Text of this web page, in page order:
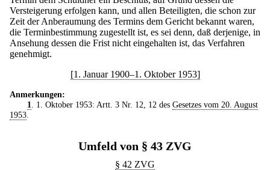
Versteigerung erfolgen kann, und allen Beteiligten, die schon zur
Zeit der Anberaumung des Termins dem Gericht bekannt waren,
die Terminbestimmung zugestellt ist, es sei denn, daß derjenige, in
Ansehung dessen die Frist nicht eingehalten ist, das Verfahren
genehmigt.
[1. Januar 1900–1. Oktober 1953]
Anmerkungen:
1. 1. Oktober 1953: Artt. 3 Nr. 12, 12 des Gesetzes vom 20. August
1953.
Umfeld von § 43 ZVG
§ 42 ZVG